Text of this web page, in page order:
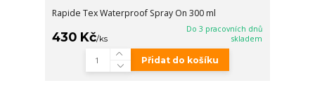
Rapide Tex Waterproof Spray On 300 ml
430 Kč/ks
Do 3 pracovních dnů
skladem
Přidat do košíku